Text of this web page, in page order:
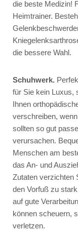
die beste Medizin!
Heimtrainer.
die bessere Wahl.
Schuhwerk.
für Sie kein Luxus,
Ihnen
verschreiben,
sollten so gut
verursachen.
Menschen am
das An- und
Zutaten verzichten
den Vorfuß zu
auf gute
können scheuern,
verletzen.